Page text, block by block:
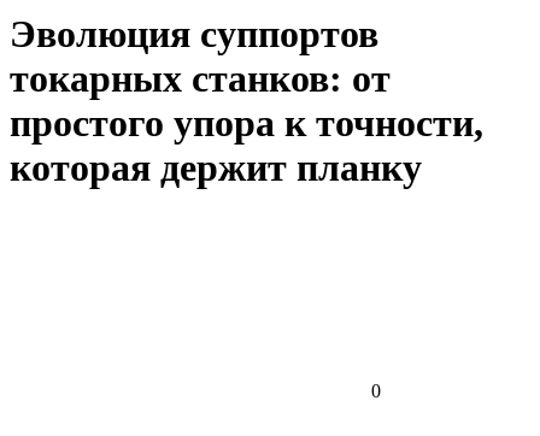
Эволюция суппортов
токарных станков: от
простого упора к точности,
которая держит планку
0